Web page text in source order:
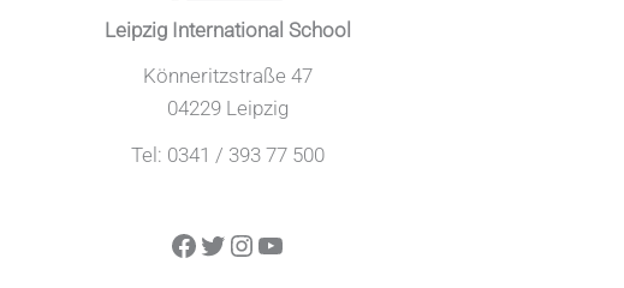
Leipzig International School
Könneritzstraße 47
04229 Leipzig
Tel: 0341 / 393 77 500
Facebook
Twitter
Instagram
YouTube